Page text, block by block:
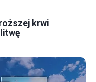
krwi